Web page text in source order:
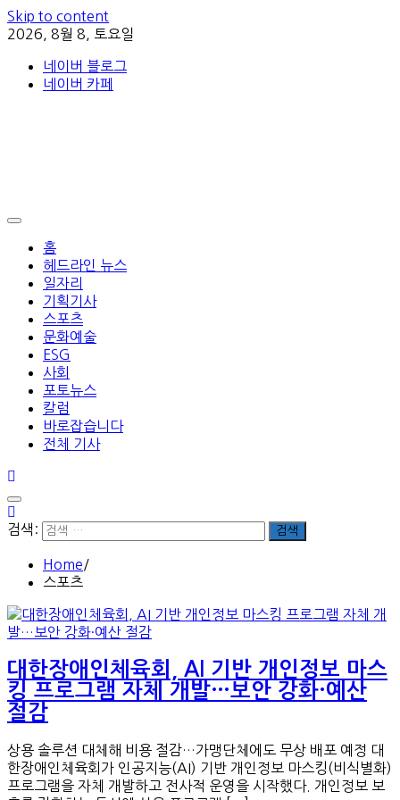
Skip to content
2026, 8월 8, 토요일
네이버 블로그
네이버 카페
홈
헤드라인 뉴스
일자리
기획기사
스포츠
문화예술
ESG
사회
포토뉴스
칼럼
바로잡습니다
전체 기사
검색:
Home
스포츠
대한장애인체육회, AI 기반 개인정보 마스
킹 프로그램 자체 개발…보안 강화·예산
절감
상용 솔루션 대체해 비용 절감…가맹단체에도 무상 배포 예정 대
한장애인체육회가 인공지능(AI) 기반 개인정보 마스킹(비식별화)
프로그램을 자체 개발하고 전사적 운영을 시작했다. 개인정보 보